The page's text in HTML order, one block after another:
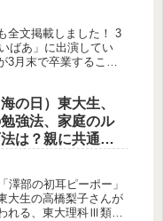
全文掲載しました！ 3
ばあ」に出演してい
3月末で卒業すること
の日）東大生、
強法、家庭のル
は？親に共通す
澤部の初耳ピーポー」
大生の高橋梨子さんが
れる、東大理科Ⅲ類に